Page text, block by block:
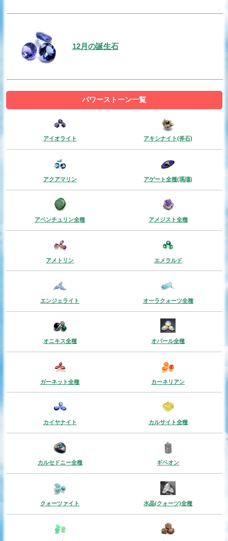
12月の誕生石
パワーストーン一覧
アイオライト アキシナイト(斧石)
アクアマリン アゲート全種(瑪瑙)
アベンチュリン全種 アメジスト全種
アメトリン エメラルド
エンジェライト オーラクォーツ全種
オニキス全種 オパール全種
ガーネット全種 カーネリアン
カイヤナイト カルサイト全種
カルセドニー全種 ギベオン
クォーツァイト 水晶(クォーツ)全種